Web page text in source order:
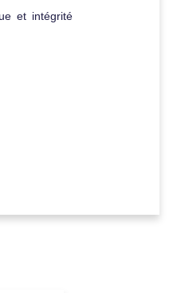
et intégrité